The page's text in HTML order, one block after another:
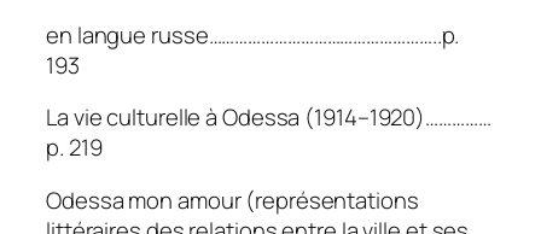
en langue russe……………………………………………..p.
193
La vie culturelle à Odessa (1914–1920)……………
p. 219
Odessa mon amour (représentations